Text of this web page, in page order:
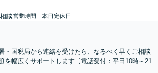
談営業時間：本日定休日
・国税局から連絡を受けたら、なるべく早くご相談
を幅広くサポートします【電話受付：平日10時～21